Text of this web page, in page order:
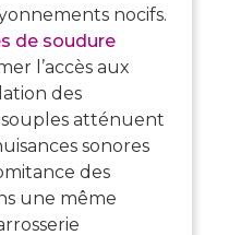
nocifs.
de soudure
l’accès aux
des
souples atténuent
sonores
des
une même